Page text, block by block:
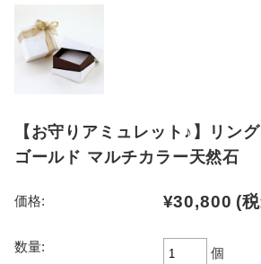
【お守りアミュレット♪】リン
ゴールド マルチカラー天然石
価格: ¥30,800 (
数量: 個